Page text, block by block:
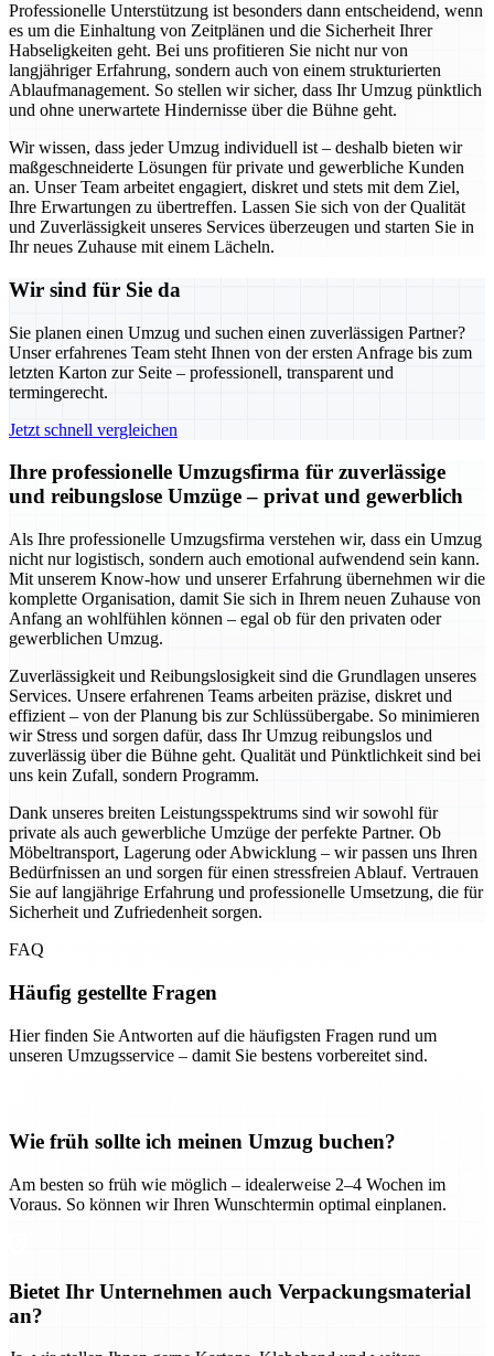
Professionelle Unterstützung ist besonders dann entscheidend, wenn
es um die Einhaltung von Zeitplänen und die Sicherheit Ihrer
Habseligkeiten geht. Bei uns profitieren Sie nicht nur von
langjähriger Erfahrung, sondern auch von einem strukturierten
Ablaufmanagement. So stellen wir sicher, dass Ihr Umzug pünktlich
und ohne unerwartete Hindernisse über die Bühne geht.
Wir wissen, dass jeder Umzug individuell ist – deshalb bieten wir
maßgeschneiderte Lösungen für private und gewerbliche Kunden
an. Unser Team arbeitet engagiert, diskret und stets mit dem Ziel,
Ihre Erwartungen zu übertreffen. Lassen Sie sich von der Qualität
und Zuverlässigkeit unseres Services überzeugen und starten Sie in
Ihr neues Zuhause mit einem Lächeln.
Wir sind für Sie da
Sie planen einen Umzug und suchen einen zuverlässigen Partner?
Unser erfahrenes Team steht Ihnen von der ersten Anfrage bis zum
letzten Karton zur Seite – professionell, transparent und
termingerecht.
Jetzt schnell vergleichen
Ihre professionelle Umzugsfirma für zuverlässige
und reibungslose Umzüge – privat und gewerblich
Als Ihre professionelle Umzugsfirma verstehen wir, dass ein Umzug
nicht nur logistisch, sondern auch emotional aufwendend sein kann.
Mit unserem Know-how und unserer Erfahrung übernehmen wir die
komplette Organisation, damit Sie sich in Ihrem neuen Zuhause von
Anfang an wohlfühlen können – egal ob für den privaten oder
gewerblichen Umzug.
Zuverlässigkeit und Reibungslosigkeit sind die Grundlagen unseres
Services. Unsere erfahrenen Teams arbeiten präzise, diskret und
effizient – von der Planung bis zur Schlüssübergabe. So minimieren
wir Stress und sorgen dafür, dass Ihr Umzug reibungslos und
zuverlässig über die Bühne geht. Qualität und Pünktlichkeit sind bei
uns kein Zufall, sondern Programm.
Dank unseres breiten Leistungsspektrums sind wir sowohl für
private als auch gewerbliche Umzüge der perfekte Partner. Ob
Möbeltransport, Lagerung oder Abwicklung – wir passen uns Ihren
Bedürfnissen an und sorgen für einen stressfreien Ablauf. Vertrauen
Sie auf langjährige Erfahrung und professionelle Umsetzung, die für
Sicherheit und Zufriedenheit sorgen.
FAQ
Häufig gestellte Fragen
Hier finden Sie Antworten auf die häufigsten Fragen rund um
unseren Umzugsservice – damit Sie bestens vorbereitet sind.
Wie früh sollte ich meinen Umzug buchen?
Am besten so früh wie möglich – idealerweise 2–4 Wochen im
Voraus. So können wir Ihren Wunschtermin optimal einplanen.
Bietet Ihr Unternehmen auch Verpackungsmaterial
an?